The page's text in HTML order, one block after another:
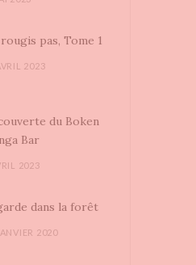
pas, Tome 1
2023
du Boken
Bar
2023
dans la forêt
2020